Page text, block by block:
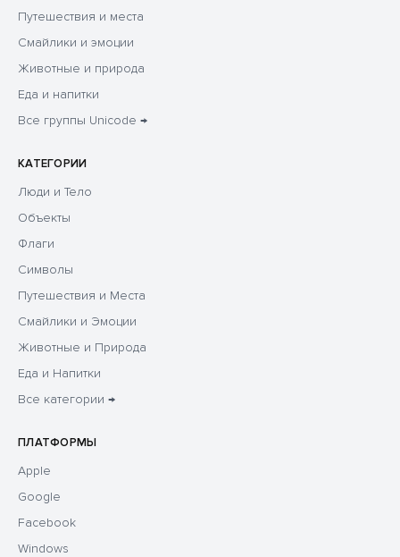
Путешествия и места
Смайлики и эмоции
Животные и природа
Еда и напитки
Все группы Unicode →
КАТЕГОРИИ
Люди и Тело
Объекты
Флаги
Символы
Путешествия и Места
Смайлики и Эмоции
Животные и Природа
Еда и Напитки
Все категории →
ПЛАТФОРМЫ
Apple
Google
Facebook
Windows